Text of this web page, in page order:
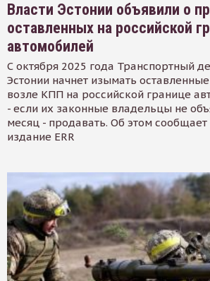
Власти Эстонии объявили о
оставленных на российской
автомобилей
С октября 2025 года Транспортный
Эстонии начнет изымать
возле КПП на российской границе
- если их законные владельцы не
месяц - продавать. Об этом сообщает
издание ERR